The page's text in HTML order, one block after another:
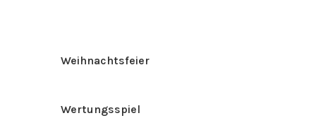
Weihnachtsfeier
Wertungsspiel